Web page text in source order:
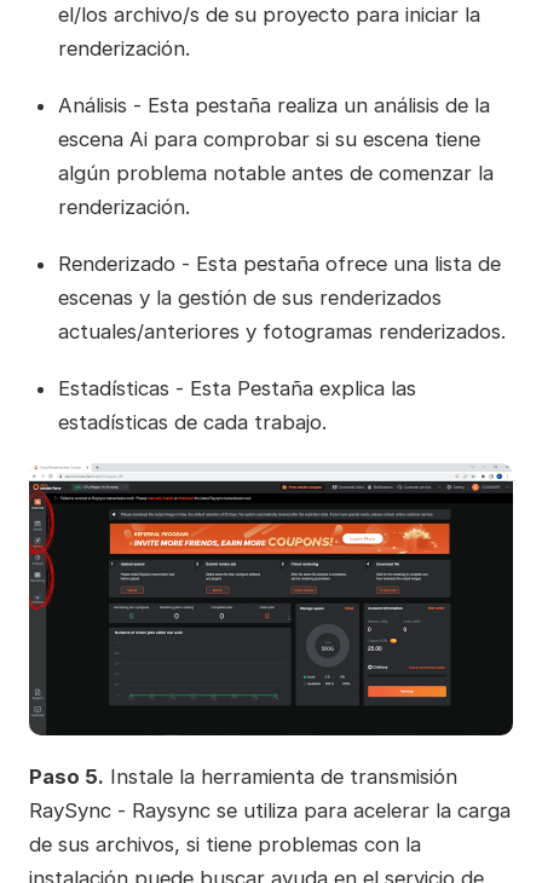
el/los archivo/s de su proyecto para iniciar la
renderización.
Análisis - Esta pestaña realiza un análisis de la
escena Ai para comprobar si su escena tiene
algún problema notable antes de comenzar la
renderización.
Renderizado - Esta pestaña ofrece una lista de
escenas y la gestión de sus renderizados
actuales/anteriores y fotogramas renderizados.
Estadísticas - Esta Pestaña explica las
estadísticas de cada trabajo.
Paso 5. Instale la herramienta de transmisión
RaySync - Raysync se utiliza para acelerar la carga
de sus archivos, si tiene problemas con la
instalación puede buscar ayuda en el servicio de